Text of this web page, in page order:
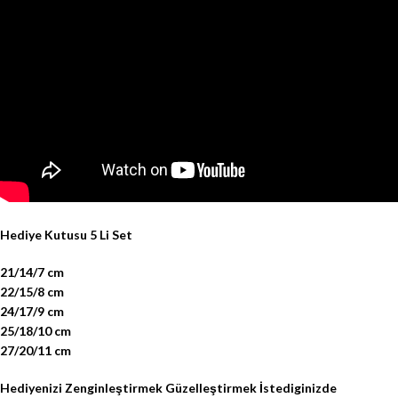
Hediye Kutusu 5 Li Set
21/14/7 cm
22/15/8 cm
24/17/9 cm
25/18/10 cm
27/20/11 cm
Hediyenizi Zenginleştirmek Güzelleştirmek İstediginizde